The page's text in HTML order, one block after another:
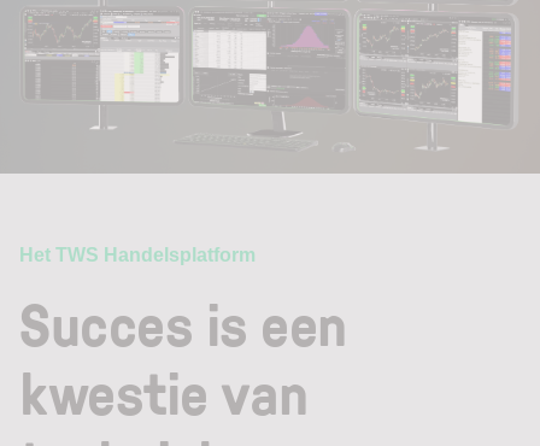
Het TWS Handelsplatform
Succes is een
kwestie van